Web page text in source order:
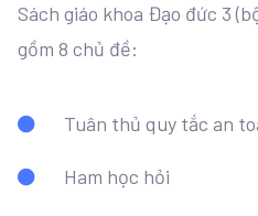
Sách giáo khoa Đạo đức 3
gồm 8 chủ đề:
Tuân thủ quy tắc an
Ham học hỏi